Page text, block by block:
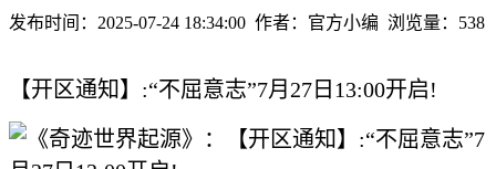
发布时间：2025-07-24 18:34:00 作者：官方小编 浏览量： 538
【开区通知】:“不屈意志”7月27日13:00开启!